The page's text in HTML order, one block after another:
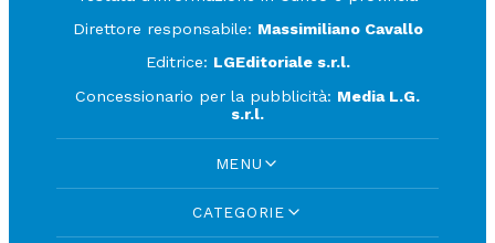
Direttore responsabile: Massimiliano Cavallo
Editrice: LGEditoriale s.r.l.
Concessionario per la pubblicità: Media L.G.
s.r.l.
MENU
CATEGORIE